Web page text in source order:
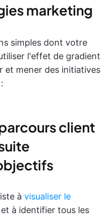
marketing
simples dont votre
l'effet de gradient
et mener des initiatives
client
à visualiser le
et à identifier tous les